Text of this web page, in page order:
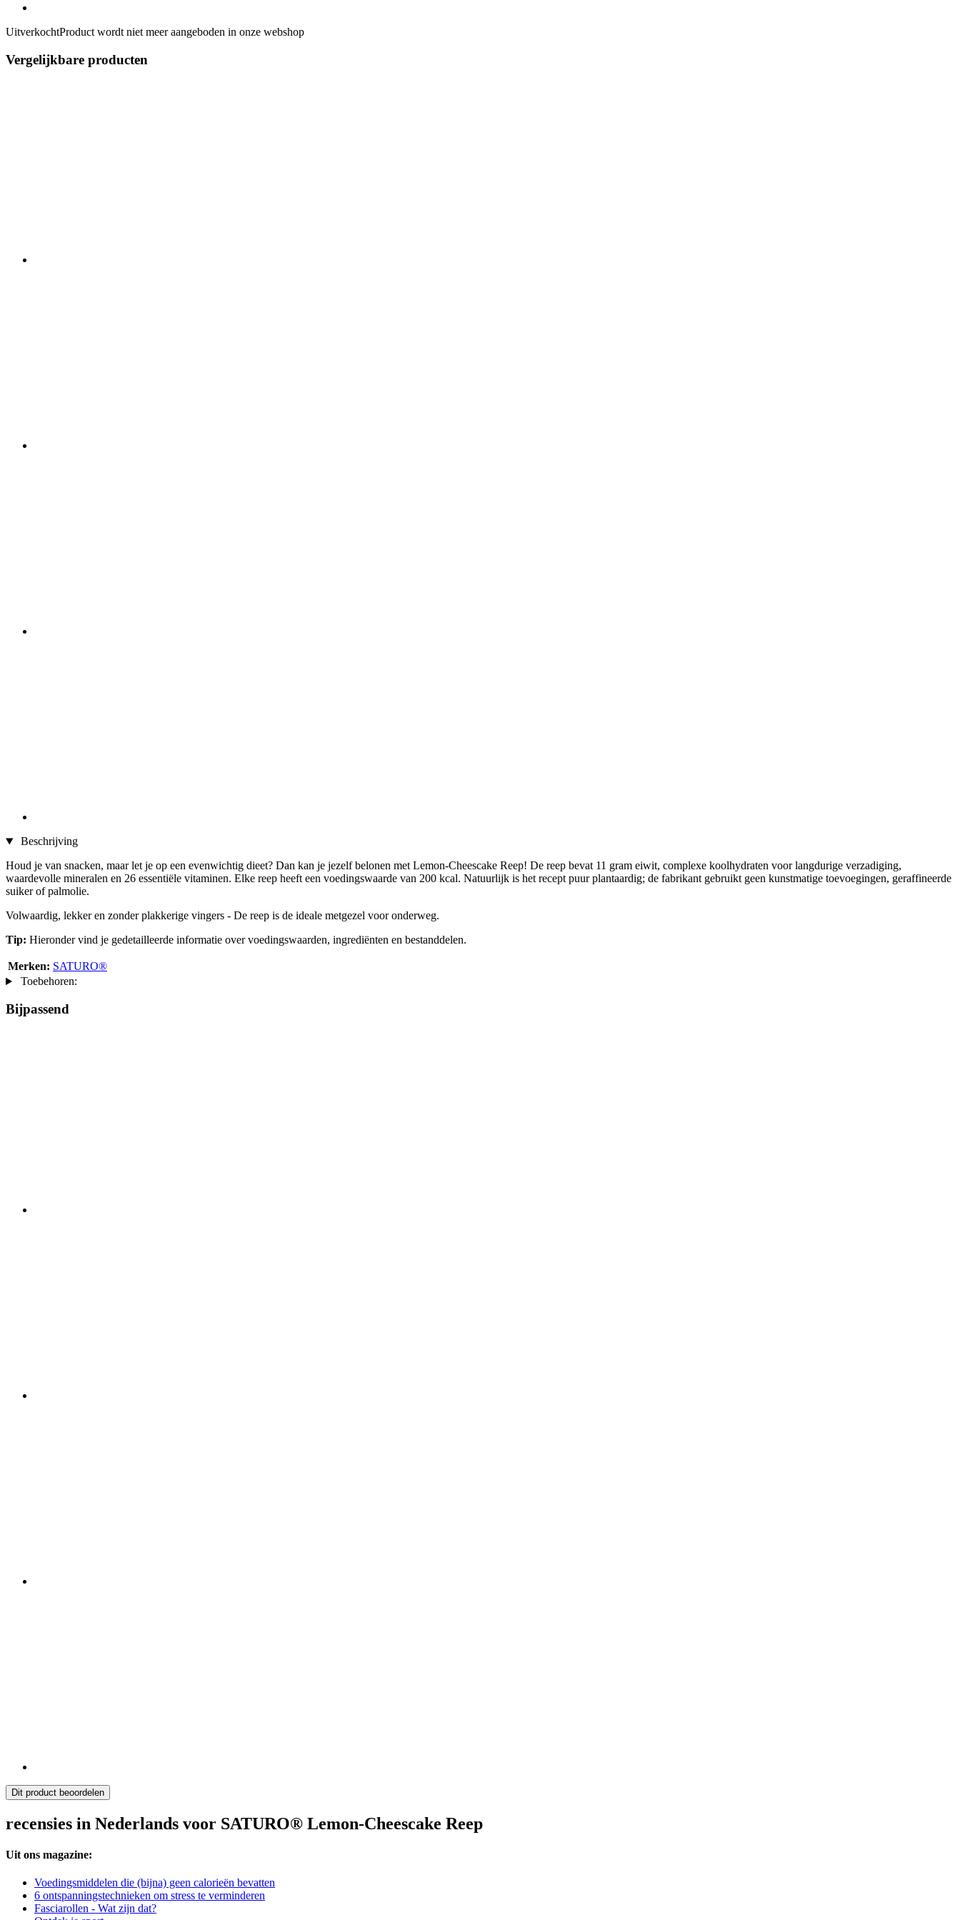
UitverkochtProduct wordt niet meer aangeboden in onze webshop
Vergelijkbare producten
Beschrijving
Houd je van snacken, maar let je op een evenwichtig dieet? Dan kan je jezelf belonen met Lemon-Cheescake Reep! De reep bevat 11 gram eiwit, complexe koolhydraten voor langdurige verzadiging,
waardevolle mineralen en 26 essentiële vitaminen. Elke reep heeft een voedingswaarde van 200 kcal. Natuurlijk is het recept puur plantaardig; de fabrikant gebruikt geen kunstmatige toevoegingen, geraffineerde
suiker of palmolie.
Volwaardig, lekker en zonder plakkerige vingers - De reep is de ideale metgezel voor onderweg.
Tip: Hieronder vind je gedetailleerde informatie over voedingswaarden, ingrediënten en bestanddelen.
Merken: SATURO®
Toebehoren:
Bijpassend
Dit product beoordelen
recensies in Nederlands voor SATURO® Lemon-Cheescake Reep
Uit ons magazine:
Voedingsmiddelen die (bijna) geen calorieën bevatten
6 ontspanningstechnieken om stress te verminderen
Fasciarollen - Wat zijn dat?